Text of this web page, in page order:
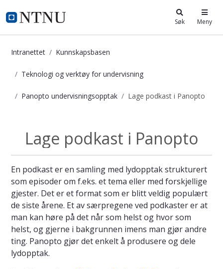
i.ntnu.no Søk Meny
Intranettet Kunnskapsbasen
Teknologi og verktøy for undervisning
Panopto undervisningsopptak Lage podkast i Panopto
Panopto...
Lage podkast i Panopto
En podkast er en samling med lydopptak strukturert
som episoder om f.eks. et tema eller med forskjellige
gjester. Det er et format som er blitt veldig populært
de siste årene. Et av særpregene ved podkaster er at
man kan høre på det når som helst og hvor som
helst, og gjerne i bakgrunnen imens man gjør andre
ting. Panopto gjør det enkelt å produsere og dele
lydopptak.